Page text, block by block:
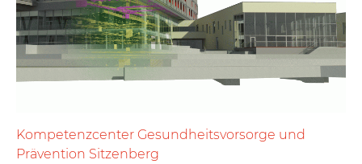
Kompetenzcenter Gesundheitsvorsorge und
Prävention Sitzenberg